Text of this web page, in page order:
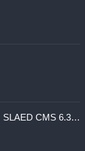
Тестируем релиз Pre-Alpha версии системы SLAED CMS 6.3 Pro